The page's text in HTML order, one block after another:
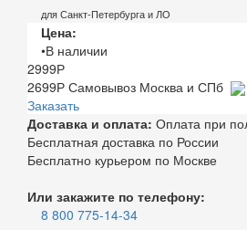
для Санкт-Петербурга и ЛО
Цена:
•В наличии
2999Р
2699Р Самовывоз Москва и СПб
Заказать
Доставка и оплата: Оплата при
Бесплатная доставка по России
Бесплатно курьером по Москве
Или закажите по телефону:
8 800 775-14-34